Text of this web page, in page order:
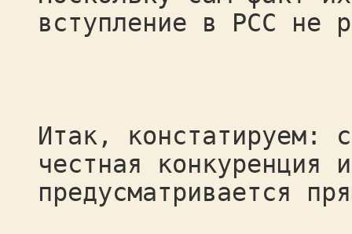
вступление в РСС не
Итак, констатируем:
честная конкуренция
предусматривается